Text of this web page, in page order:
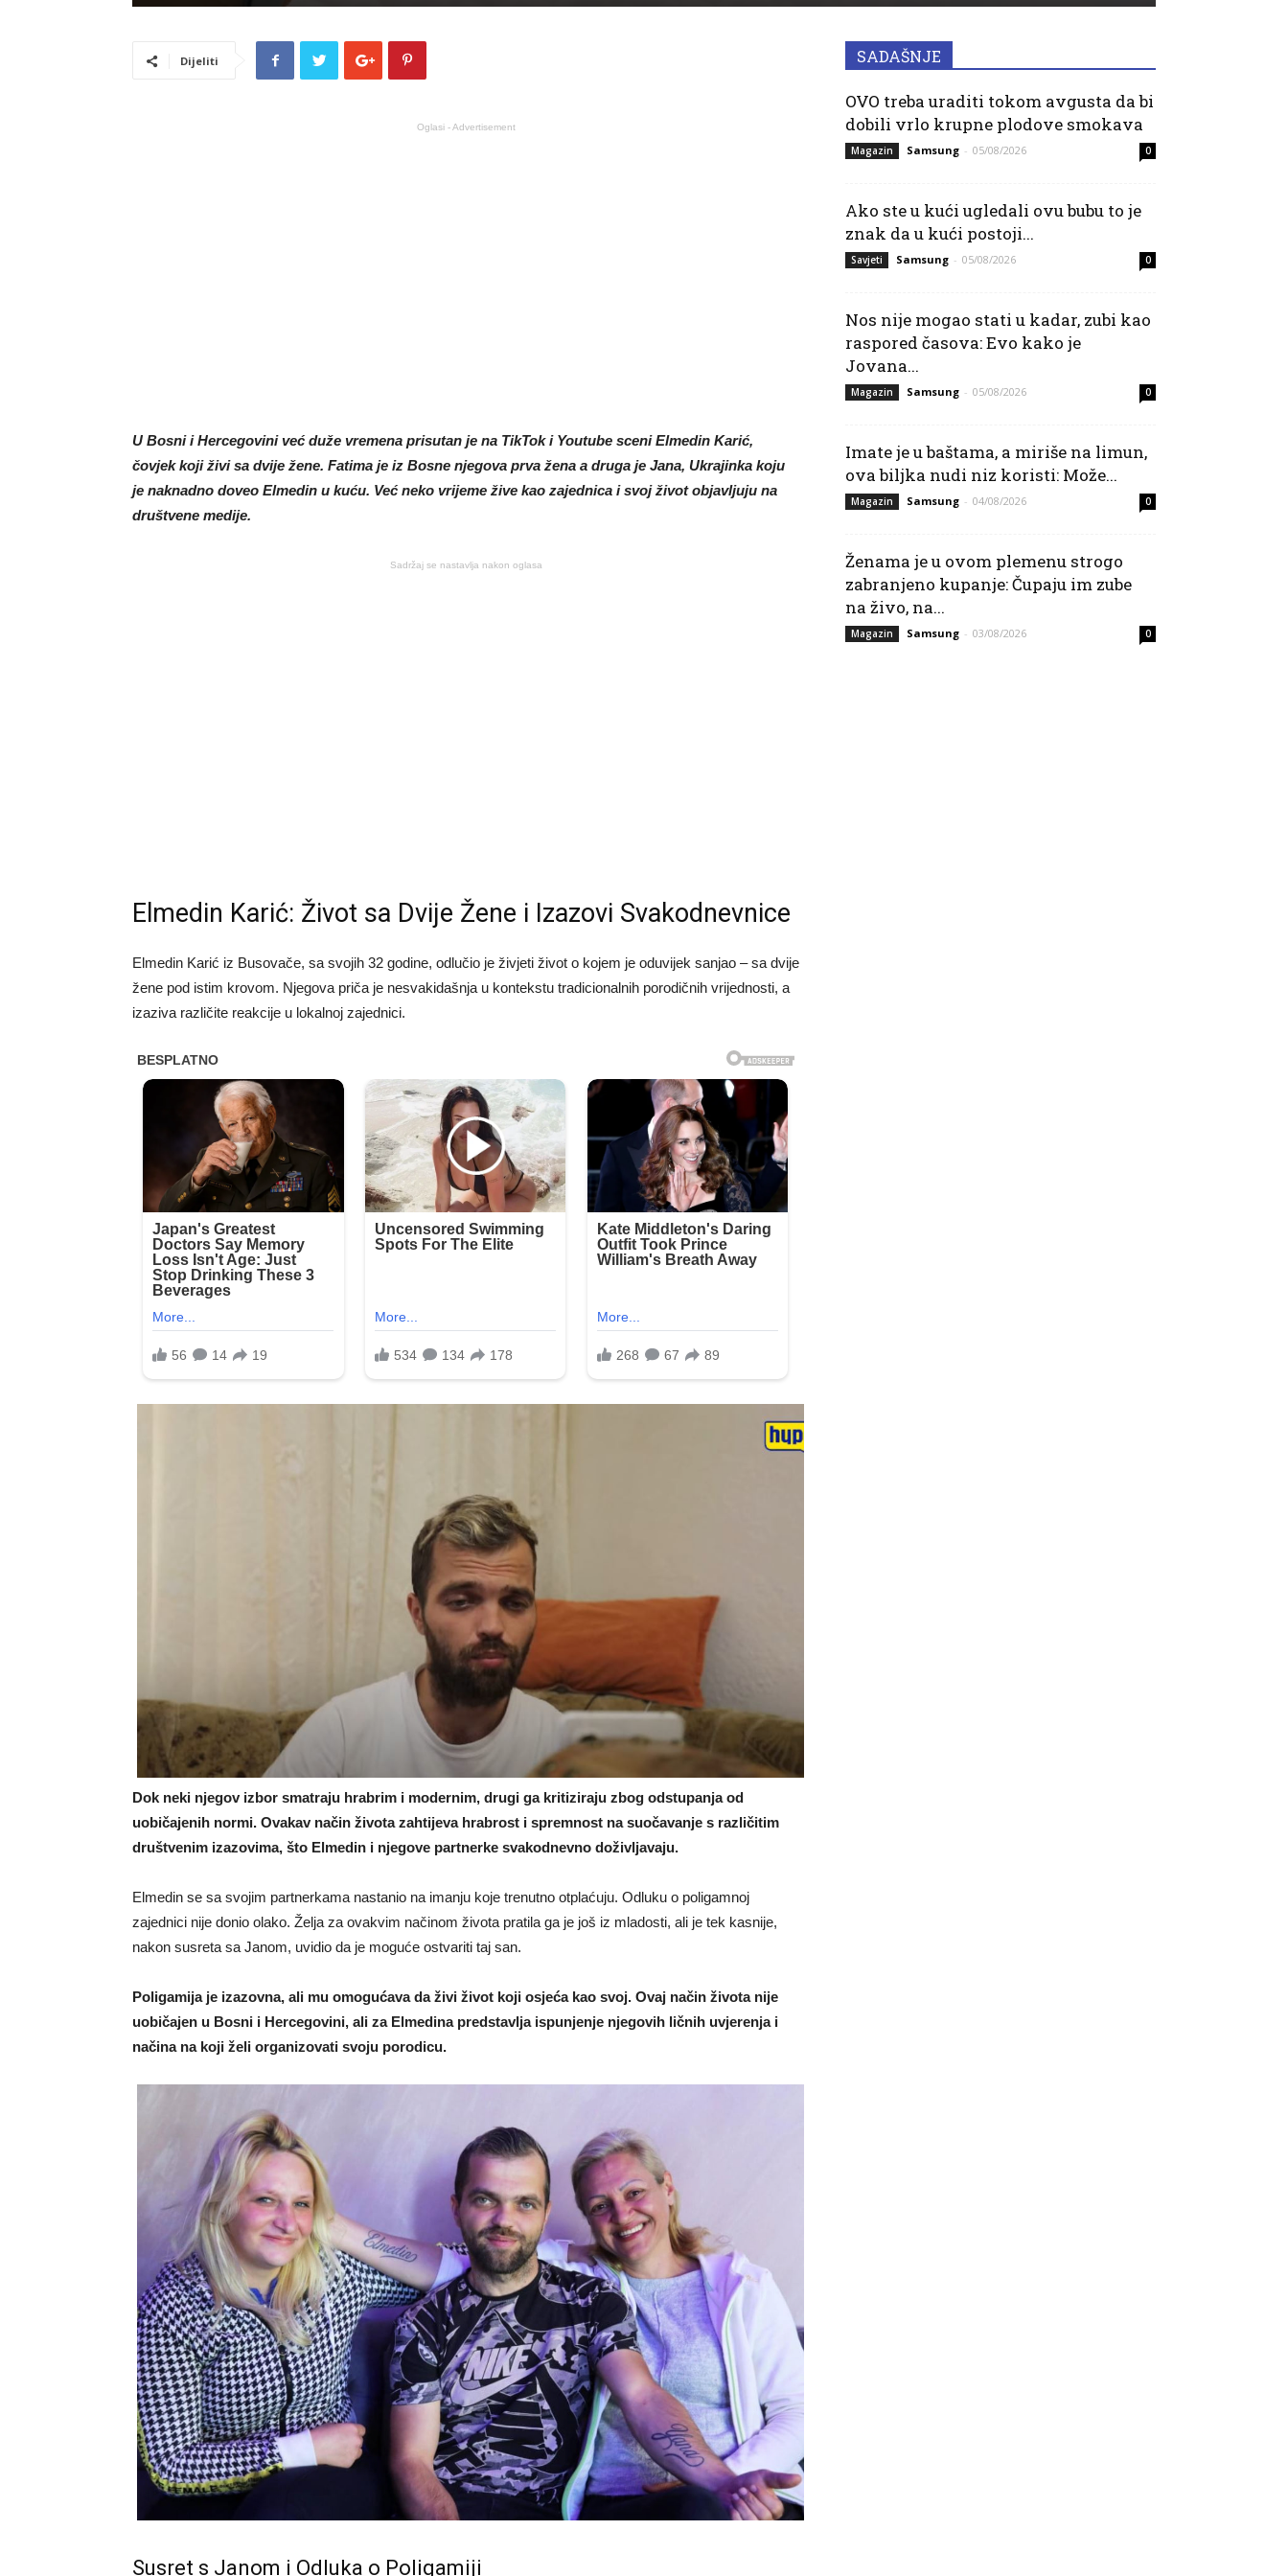
Dijeliti
Oglasi - Advertisement
U Bosni i Hercegovini već duže vremena prisutan je na TikTok i Youtube sceni Elmedin Karić,
čovjek koji živi sa dvije žene. Fatima je iz Bosne njegova prva žena a druga je Jana, Ukrajinka koju
je naknadno doveo Elmedin u kuću. Već neko vrijeme žive kao zajednica i svoj život objavljuju na
društvene medije.
Sadržaj se nastavlja nakon oglasa
Elmedin Karić: Život sa Dvije Žene i Izazovi Svakodnevnice
Elmedin Karić iz Busovače, sa svojih 32 godine, odlučio je živjeti život o kojem je oduvijek sanjao – sa dvije
žene pod istim krovom. Njegova priča je nesvakidašnja u kontekstu tradicionalnih porodičnih vrijednosti, a
izaziva različite reakcije u lokalnoj zajednici.
Dok neki njegov izbor smatraju hrabrim i modernim, drugi ga kritiziraju zbog odstupanja od
uobičajenih normi. Ovakav način života zahtijeva hrabrost i spremnost na suočavanje s različitim
društvenim izazovima, što Elmedin i njegove partnerke svakodnevno doživljavaju.
Elmedin se sa svojim partnerkama nastanio na imanju koje trenutno otplaćuju. Odluku o poligamnoj
zajednici nije donio olako. Želja za ovakvim načinom života pratila ga je još iz mladosti, ali je tek kasnije,
nakon susreta sa Janom, uvidio da je moguće ostvariti taj san.
Poligamija je izazovna, ali mu omogućava da živi život koji osjeća kao svoj. Ovaj način života nije
uobičajen u Bosni i Hercegovini, ali za Elmedina predstavlja ispunjenje njegovih ličnih uvjerenja i
načina na koji želi organizovati svoju porodicu.
Susret s Janom i Odluka o Poligamiji
SADAŠNJE
OVO treba uraditi tokom avgusta da bi
dobili vrlo krupne plodove smokava
Magazin Samsung - 05/08/2026 0
Ako ste u kući ugledali ovu bubu to je
znak da u kući postoji...
Savjeti Samsung - 05/08/2026 0
Nos nije mogao stati u kadar, zubi kao
raspored časova: Evo kako je
Jovana...
Magazin Samsung - 05/08/2026 0
Imate je u baštama, a miriše na limun,
ova biljka nudi niz koristi: Može...
Magazin Samsung - 04/08/2026 0
Ženama je u ovom plemenu strogo
zabranjeno kupanje: Čupaju im zube
na živo, na...
Magazin Samsung - 03/08/2026 0